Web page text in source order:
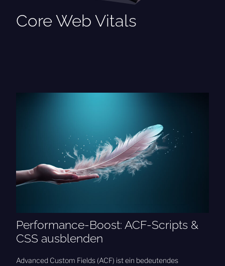
Core Web Vitals
Performance-Boost: ACF-Scripts &
CSS ausblenden
Advanced Custom Fields (ACF) ist ein bedeutendes